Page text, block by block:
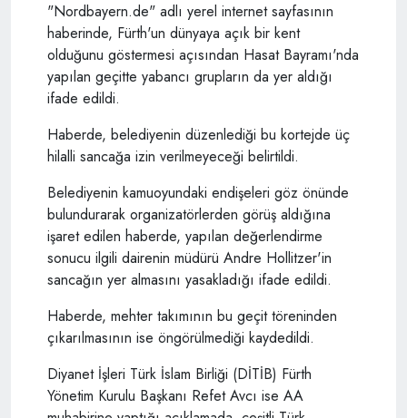
"Nordbayern.de" adlı yerel internet sayfasının
haberinde, Fürth'un dünyaya açık bir kent
olduğunu göstermesi açısından Hasat Bayramı'nda
yapılan geçitte yabancı grupların da yer aldığı
ifade edildi.
Haberde, belediyenin düzenlediği bu kortejde üç
hilalli sancağa izin verilmeyeceği belirtildi.
Belediyenin kamuoyundaki endişeleri göz önünde
bulundurarak organizatörlerden görüş aldığına
işaret edilen haberde, yapılan değerlendirme
sonucu ilgili dairenin müdürü Andre Hollitzer'in
sancağın yer almasını yasakladığı ifade edildi.
Haberde, mehter takımının bu geçit töreninden
çıkarılmasının ise öngörülmediği kaydedildi.
Diyanet İşleri Türk İslam Birliği (DİTİB) Fürth
Yönetim Kurulu Başkanı Refet Avcı ise AA